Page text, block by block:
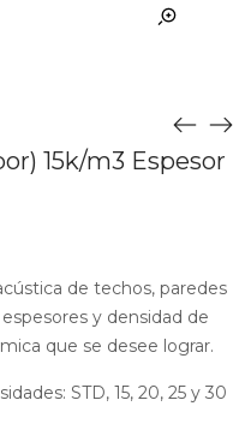
15k/m3 Espesor
de techos, paredes
y densidad de
que se desee lograr.
STD, 15, 20, 25 y 30